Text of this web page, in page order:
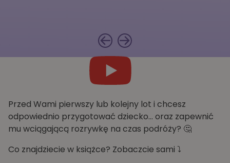
Przed Wami pierwszy lub kolejny lot i chcesz
odpowiednio przygotować dziecko… oraz zapewnić
mu wciągającą rozrywkę na czas podróży? 🤔
Co znajdziecie w książce? Zobaczcie sami ⤵️